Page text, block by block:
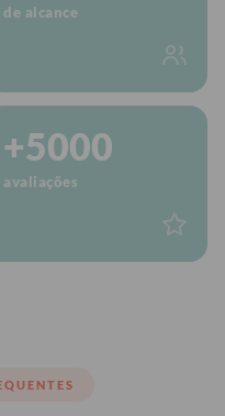
de alcance
+5000
avaliações